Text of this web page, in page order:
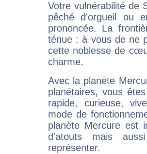
Votre vulnérabilité de
pêché d'orgueil ou
prononcée. La
ténue : à vous de ne
cette noblesse de
charme.
Avec la planète
planétaires, vous
rapide, curieuse,
mode de
planète Mercure est
d'atouts mais
représenter.